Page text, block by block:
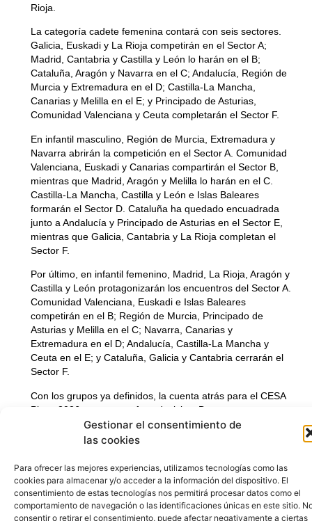
Gestionar el consentimiento
Para ofrecer las mejores experiencias, utilizamos tecnologías como las
cookies para almacenar y/o acceder a la información del dispositivo. El
consentimiento de estas tecnologías nos permitirá procesar datos como
el comportamiento de navegación o las identificaciones únicas en este
sitio. No consentir o retirar el consentimiento, puede afectar
negativamente a ciertas características y funciones.
Denegar
Ver preferencias
Política de Cookies Política de Privacidad Aviso Legal
Rioja.
La categoría cadete femenina contará con seis sectores.
Galicia, Euskadi y La Rioja competirán en el Sector A;
Madrid, Cantabria y Castilla y León lo harán en el B;
Cataluña, Aragón y Navarra en el C; Andalucía, Región de
Murcia y Extremadura en el D; Castilla-La Mancha,
Canarias y Melilla en el E; y Principado de Asturias,
Comunidad Valenciana y Ceuta completarán el Sector F.
En infantil masculino, Región de Murcia, Extremadura y
Navarra abrirán la competición en el Sector A. Comunidad
Valenciana, Euskadi y Canarias compartirán el Sector B,
mientras que Madrid, Aragón y Melilla lo harán en el C.
Castilla-La Mancha, Castilla y León e Islas Baleares
formarán el Sector D. Cataluña ha quedado encuadrada
junto a Andalucía y Principado de Asturias en el Sector E,
mientras que Galicia, Cantabria y La Rioja completan el
Sector F.
Por último, en infantil femenino, Madrid, La Rioja, Aragón y
Castilla y León protagonizarán los encuentros del Sector A.
Comunidad Valenciana, Euskadi e Islas Baleares
competirán en el B; Región de Murcia, Principado de
Asturias y Melilla en el C; Navarra, Canarias y
Extremadura en el D; Andalucía, Castilla-La Mancha y
Ceuta en el E; y Cataluña, Galicia y Cantabria cerrarán el
Sector F.
Con los grupos ya definidos, la cuenta atrás para el CESA
Playa 2026 entra en su fase decisiva. Durante tres
intensas jornadas, Calella acogerá a cientos de jugadores
y jugadoras de toda España en una competición que
escaparate del balonmano playa nacional. El camino hacia
los títulos ya está marcado y las selecciones autonómicas
ya conocen a los rivales que deberán superar para aspirar
a coronarse campeonas de España.